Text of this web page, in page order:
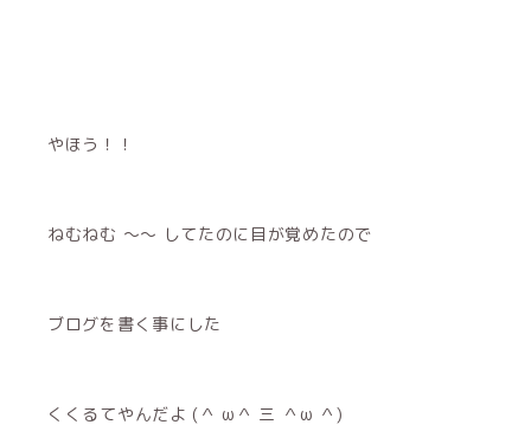
やほう！！
ねむねむ 〜〜 してたのに目が覚めたので
ブログを書く事にした
くくるてやんだよ (＾ ω＾ 三 ＾ω ＾)